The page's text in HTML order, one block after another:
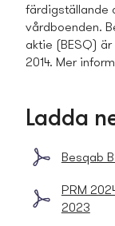
färdigställande
vårdboenden.
aktie (BESQ)
2014. Mer
Ladda
Besqab
PRM
2023